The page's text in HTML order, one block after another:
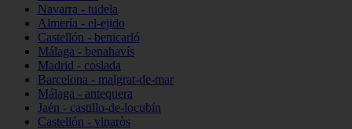
Navarra - tudela
Almería - el-ejido
Castellón - benicarló
Málaga - benahavís
Madrid - coslada
Barcelona - malgrat-de-mar
Málaga - antequera
Jaén - castillo-de-locubín
Castellón - vinaròs